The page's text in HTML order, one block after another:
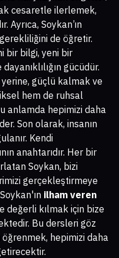
cesaretle ilerlemek,
Ayrıca, Soykan’ın
de öğretir.
bir bilgi, yeni bir
gücüdür.
güçlü kalmak ve
hem de ruhsal
anlamda hepimizi daha
Son olarak, insanın
Kendi
anahtarıdır. Her bir
Soykan, bizi
gerçekleştirmeye
ilham veren
değerli kılmak için bize
Bu dersleri göz
hepimizi daha